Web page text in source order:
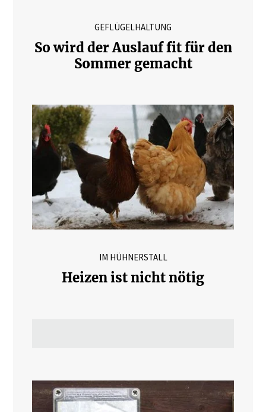
GEFLÜGELHALTUNG
So wird der Auslauf fit für den
Sommer gemacht
IM HÜHNERSTALL
Heizen ist nicht nötig